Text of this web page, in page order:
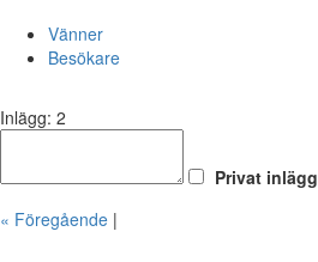
Vänner
Besökare
Inlägg: 2
Privat inlägg
« Föregående |